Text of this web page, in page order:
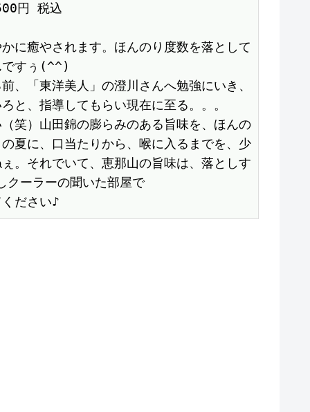
円 税込
に癒やされます。ほんのり度数を落として
ですぅ(^^)
、「東洋美人」の澄川さんへ勉強にいき、
と、指導してもらい現在に至る。。。
笑）山田錦の膨らみのある旨味を、ほんの
夏に、口当たりから、喉に入るまでを、少
。それでいて、恵那山の旨味は、落としす
ーラーの聞いた部屋で
ださい♪